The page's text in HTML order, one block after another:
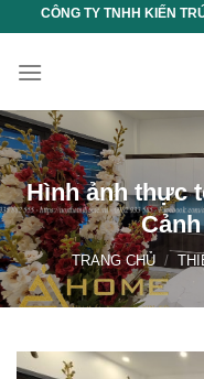
Chuyển
nội
CÔNG TY TNHH KIẾN
Hình ảnh thực
TRANG CHỦ /